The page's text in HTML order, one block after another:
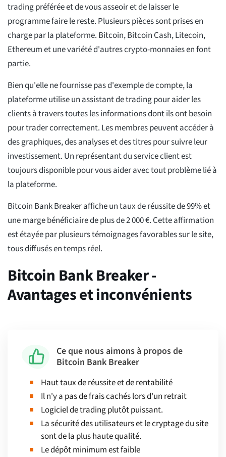
trading préférée et de vous asseoir et de laisser le
programme faire le reste. Plusieurs pièces sont prises en
charge par la plateforme. Bitcoin, Bitcoin Cash, Litecoin,
Ethereum et une variété d'autres crypto-monnaies en font
partie.
Bien qu'elle ne fournisse pas d'exemple de compte, la
plateforme utilise un assistant de trading pour aider les
clients à travers toutes les informations dont ils ont besoin
pour trader correctement. Les membres peuvent accéder à
des graphiques, des analyses et des titres pour suivre leur
investissement. Un représentant du service client est
toujours disponible pour vous aider avec tout problème lié à
la plateforme.
Bitcoin Bank Breaker affiche un taux de réussite de 99% et
une marge bénéficiaire de plus de 2 000 €. Cette affirmation
est étayée par plusieurs témoignages favorables sur le site,
tous diffusés en temps réel.
Bitcoin Bank Breaker -
Avantages et inconvénients
Ce que nous aimons à propos de
Bitcoin Bank Breaker
Haut taux de réussite et de rentabilité
Il n'y a pas de frais cachés lors d'un retrait
Logiciel de trading plutôt puissant.
La sécurité des utilisateurs et le cryptage du site
sont de la plus haute qualité.
Le dépôt minimum est faible